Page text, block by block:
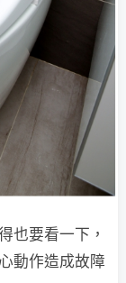
也要看一下，
動作造成故障